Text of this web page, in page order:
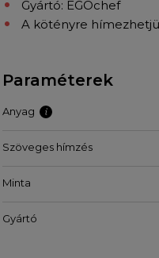
Gyártó: EGOchef
A kötényre
Paraméterek
Anyag
Szöveges hímzés
Minta
Gyártó